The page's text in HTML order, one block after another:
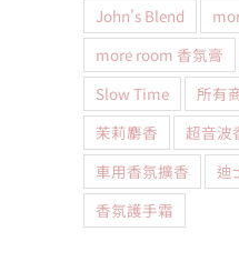
John's Blend
more room 香氛膏
Slow Time
所有
茉莉麝香
超音波
車用香氛擴香
迪
香氛護手霜